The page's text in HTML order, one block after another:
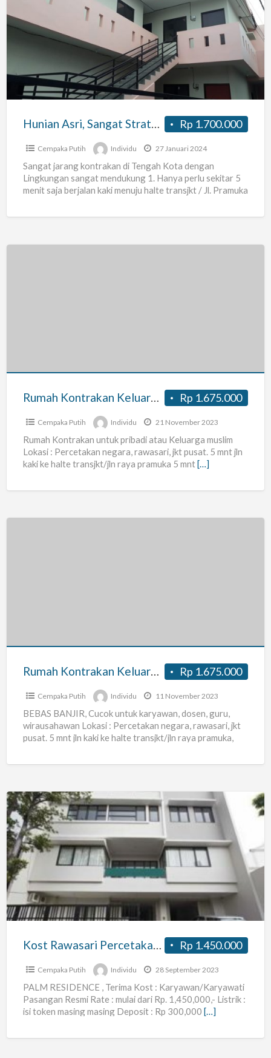
Asri,
Sangat
Nyaman,
Bebas
Rp 1.700.000
Hunian Asri, Sangat Strategis, Nyaman, dan Bebas Banjir
Cempaka Putih Individu 27 Januari 2024
Sangat jarang kontrakan di Tengah Kota dengan
Lingkungan sangat mendukung 1. Hanya perlu sekitar 5
menit saja berjalan kaki menuju halte transjkt / Jl. Pramuka
Dosen
Guru
Ustadz
Rp 1.675.000
Rumah Kontrakan Keluarga Muslim Karyawan / Dosen / Guru / Ustadz
Cempaka Putih Individu 21 November 2023
Rumah Kontrakan untuk pribadi atau Keluarga muslim
Lokasi : Percetakan negara, rawasari, jkt pusat. 5 mnt jln
kaki ke halte transjkt/jln raya pramuka 5 mnt[…]
/
Guru
Ustadz
Rp 1.675.000
Rumah Kontrakan Keluarga Muslim khususnya Karyawan / Dosen / Guru / Ustadz
Cempaka Putih Individu 11 November 2023
BEBAS BANJIR, Cucok untuk karyawan, dosen, guru,
wirausahawan Lokasi : Percetakan negara, rawasari, jkt
pusat. 5 mnt jln kaki ke halte transjkt/jln raya pramuka,
Kost
Rawasari
Percetakan
Negara
Cempaka
Putih
Jakarta
Rp 1.450.000
Kost Rawasari Percetakan Negara Cempaka Putih Jakarta Pusat
Cempaka Putih Individu 28 September 2023
PALM RESIDENCE , Terima Kost : Karyawan/Karyawati
Pasangan Resmi Rate : mulai dari Rp. 1,450,000,- Listrik :
isi token masing masing Deposit : Rp 300,000 […]